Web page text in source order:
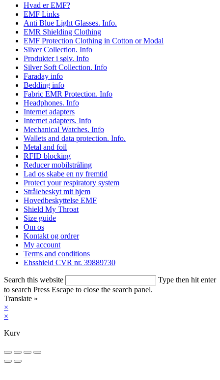
Hvad er EMF?
EMF Links
Anti Blue Light Glasses. Info.
EMR Shielding Clothing
EMF Protection Clothing in Cotton or Modal
Silver Collection. Info
Produkter i sølv. Info
Silver Soft Collection. Info
Faraday info
Bedding info
Fabric EMR Protection. Info
Headphones. Info
Internet adapters
Internet adapters. Info
Mechanical Watches. Info
Wallets and data protection. Info.
Metal and foil
RFID blocking
Reducer mobilstråling
Lad os skabe en ny fremtid
Protect your respiratory system
Strålebeskyt mit hjem
Hovedbeskyttelse EMF
Shield My Throat
Size guide
Om os
Kontakt og ordrer
My account
Terms and conditions
Ehsshield CVR nr. 39889730​
Search this website
Type then hit enter
to search Press Escape to close the search panel.
Translate »
×
×
Kurv